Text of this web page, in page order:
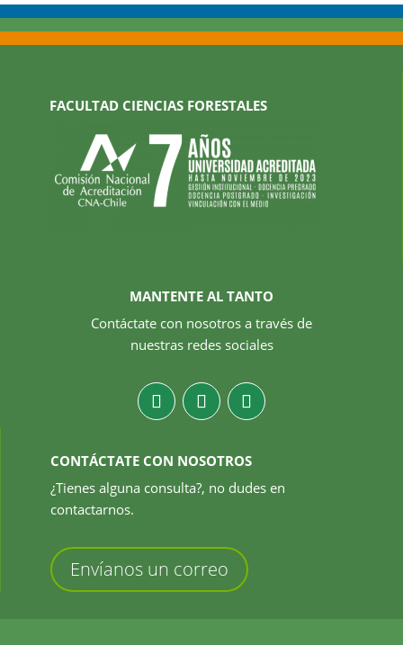
FACULTAD CIENCIAS FORESTALES
MANTENTE AL TANTO
Contáctate con nosotros a través de
nuestras redes sociales
CONTÁCTATE CON NOSOTROS
¿Tienes alguna consulta?, no dudes en
contactarnos.
Envíanos un correo